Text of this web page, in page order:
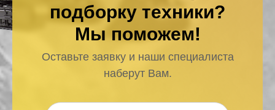
подборку техники?
Мы поможем!
Оставьте заявку и наши специалиста
наберут Вам.